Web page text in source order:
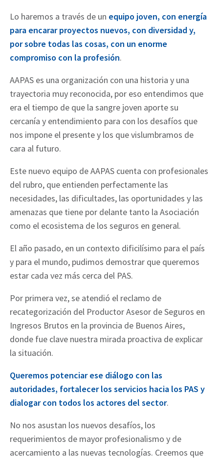
Lo haremos a través de un equipo joven, con energía
para encarar proyectos nuevos, con diversidad y,
por sobre todas las cosas, con un enorme
compromiso con la profesión.
AAPAS es una organización con una historia y una
trayectoria muy reconocida, por eso entendimos que
era el tiempo de que la sangre joven aporte su
cercanía y entendimiento para con los desafíos que
nos impone el presente y los que vislumbramos de
cara al futuro.
Este nuevo equipo de AAPAS cuenta con profesionales
del rubro, que entienden perfectamente las
necesidades, las dificultades, las oportunidades y las
amenazas que tiene por delante tanto la Asociación
como el ecosistema de los seguros en general.
El año pasado, en un contexto dificilísimo para el país
y para el mundo, pudimos demostrar que queremos
estar cada vez más cerca del PAS.
Por primera vez, se atendió el reclamo de
recategorización del Productor Asesor de Seguros en
Ingresos Brutos en la provincia de Buenos Aires,
donde fue clave nuestra mirada proactiva de explicar
la situación.
Queremos potenciar ese diálogo con las
autoridades, fortalecer los servicios hacia los PAS y
dialogar con todos los actores del sector.
No nos asustan los nuevos desafíos, los
requerimientos de mayor profesionalismo y de
acercamiento a las nuevas tecnologías. Creemos que